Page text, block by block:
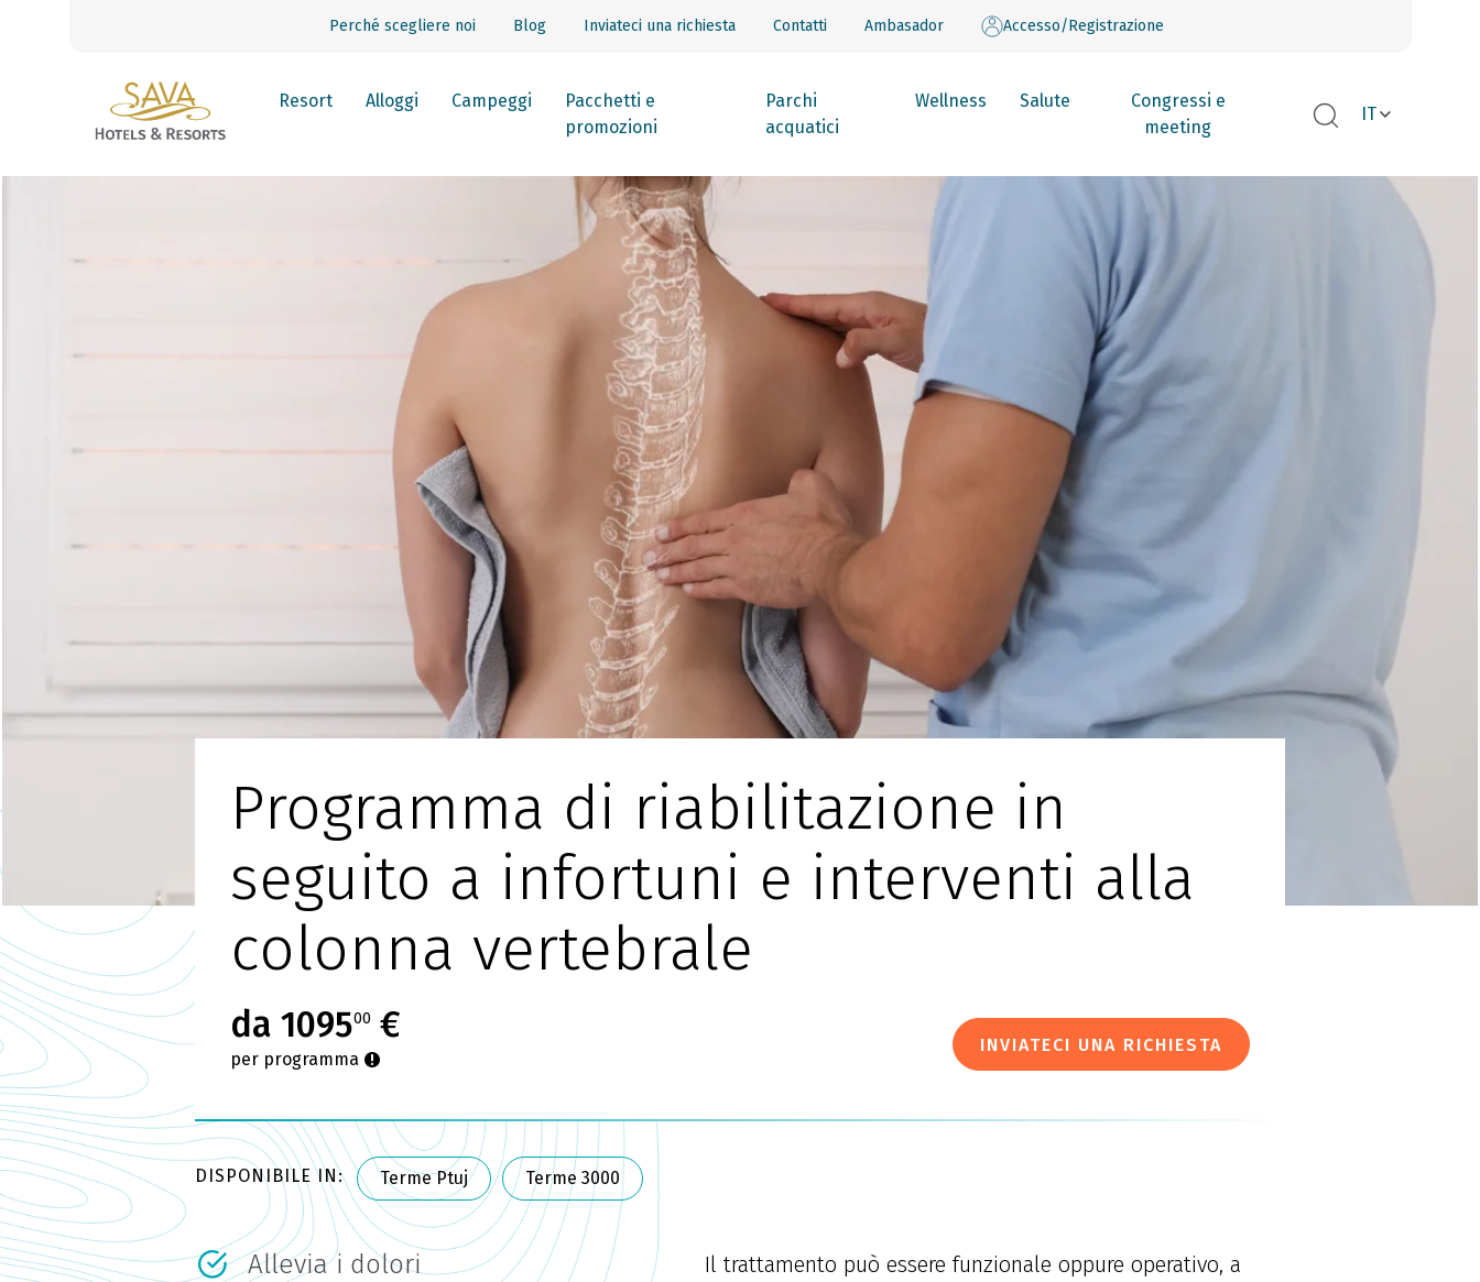
Perché scegliere noi Blog Inviateci una richiesta Contatti Ambasador Accesso/Registrazione
Resort Alloggi Campeggi
Pacchetti e
promozioni
Parchi
acquatici
Wellness Salute
Congressi e
meeting
IT
Programma di riabilitazione in
seguito a infortuni e interventi alla
colonna vertebrale
da 109500 €
per programma
INVIATECI UNA RICHIESTA
DISPONIBILE IN: Terme Ptuj Terme 3000
Il trattamento può essere funzionale oppure operativo, a
Allevia i dolori